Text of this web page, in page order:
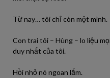
Từ nay… tôi chỉ còn một mình.
Con trai tôi – Hùng – lo liệu
duy nhất của tôi.
Hồi nhỏ nó ngoan lắm.